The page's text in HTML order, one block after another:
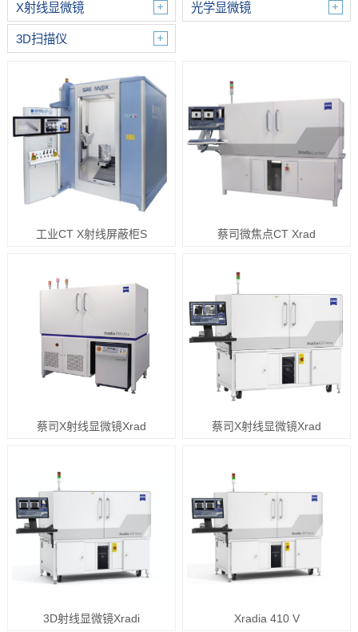
X射线显微镜 光学显微镜
3D扫描仪
工业CT X射线屏蔽柜S 蔡司微焦点CT Xrad
蔡司X射线显微镜Xrad 蔡司X射线显微镜Xrad
3D射线显微镜Xradi Xradia 410 V